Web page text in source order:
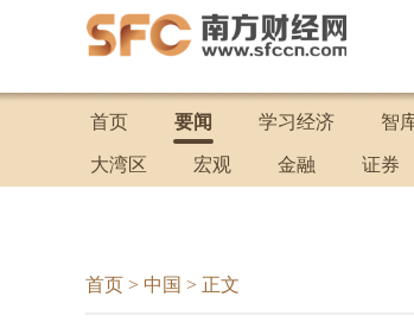
首页 要闻 学习经济 智
大湾区 宏观 金融 证券
首页 > 中国 > 正文